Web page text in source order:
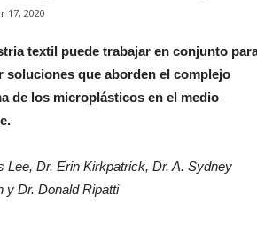
17, 2020
textil puede trabajar en conjunto
soluciones que aborden el complejo
de los microplásticos en el medio
Lee, Dr. Erin Kirkpatrick, Dr. A. Sydney
y Dr. Donald Ripatti